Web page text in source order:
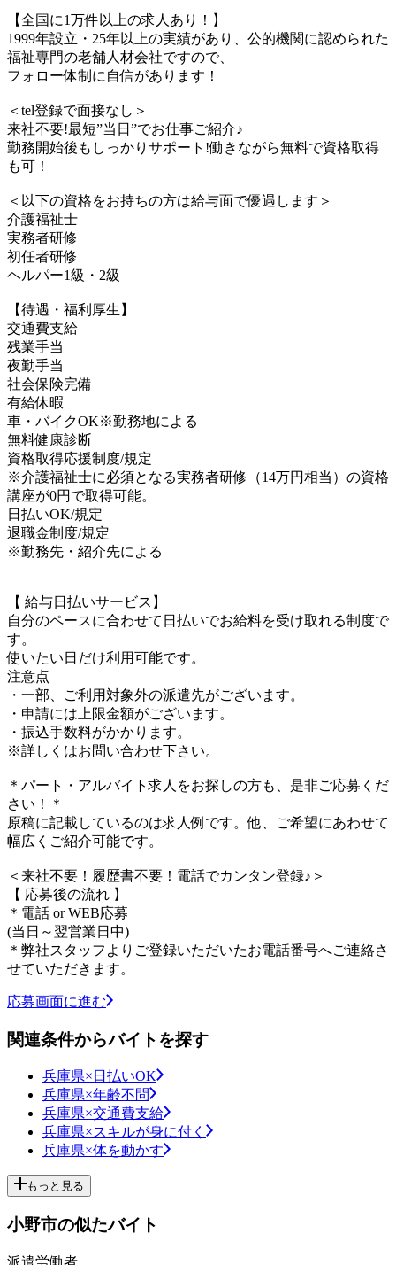
【全国に1万件以上の求人あり！】
1999年設立・25年以上の実績があり、公的機関に認められた
福祉専門の老舗人材会社ですので、
フォロー体制に自信があります！
＜tel登録で面接なし＞
来社不要!最短”当日”でお仕事ご紹介♪
勤務開始後もしっかりサポート!働きながら無料で資格取得
も可！
＜以下の資格をお持ちの方は給与面で優遇します＞
介護福祉士
実務者研修
初任者研修
ヘルパー1級・2級
【待遇・福利厚生】
交通費支給
残業手当
夜勤手当
社会保険完備
有給休暇
車・バイクOK※勤務地による
無料健康診断
資格取得応援制度/規定
※介護福祉士に必須となる実務者研修（14万円相当）の資格
講座が0円で取得可能。
日払いOK/規定
退職金制度/規定
※勤務先・紹介先による
【 給与日払いサービス】
自分のペースに合わせて日払いでお給料を受け取れる制度で
す。
使いたい日だけ利用可能です。
注意点
・一部、ご利用対象外の派遣先がございます。
・申請には上限金額がございます。
・振込手数料がかかります。
※詳しくはお問い合わせ下さい。
＊パート・アルバイト求人をお探しの方も、是非ご応募くだ
さい！＊
原稿に記載しているのは求人例です。他、ご希望にあわせて
幅広くご紹介可能です。
＜来社不要！履歴書不要！電話でカンタン登録♪＞
【 応募後の流れ 】
＊電話 or WEB応募
(当日～翌営業日中)
＊弊社スタッフよりご登録いただいたお電話番号へご連絡さ
せていただきます。
応募画面に進む
関連条件からバイトを探す
兵庫県×日払いOK
兵庫県×年齢不問
兵庫県×交通費支給
兵庫県×スキルが身に付く
兵庫県×体を動かす
もっと見る
小野市の似たバイト
派遣労働者